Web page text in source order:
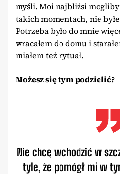
myśli. Moi najbliżsi
takich momentach, nie
Potrzeba było do mnie
wracałem do domu i
miałem też rytuał.
Możesz się tym podzielić?
Nie chcę wchodzić w
tyle, że pomógł mi w